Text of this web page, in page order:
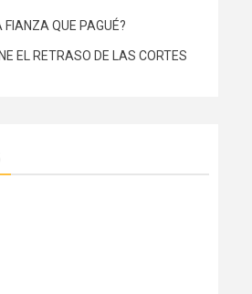
FIANZA QUE PAGUÉ?
EL RETRASO DE LAS CORTES